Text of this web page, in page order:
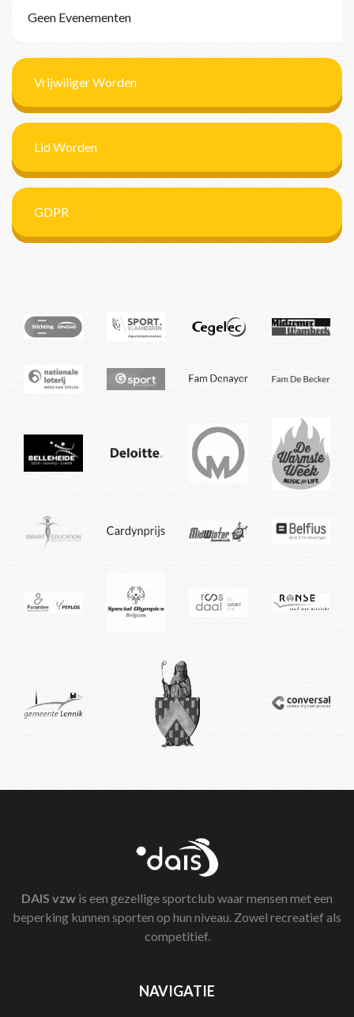
Geen Evenementen
Vrijwiliger Worden
Lid Worden
GDPR
DAIS vzw is een gezellige sportclub waar mensen met een
beperking kunnen sporten op hun niveau. Zowel recreatief als
competitief.
NAVIGATIE